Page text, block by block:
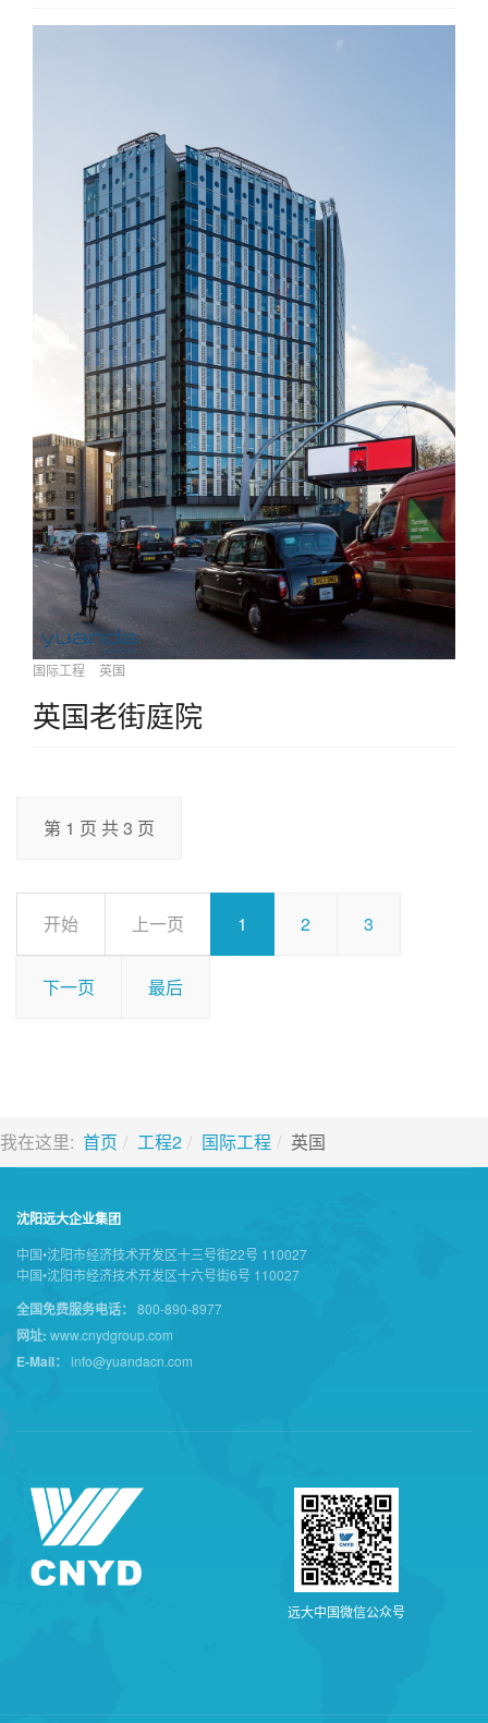
国际工程 英国
英国老街庭院
第 1 页 共 3 页
开始 上一页 1 2 3
下一页 最后
我在这里: 首页 工程2 国际工程 英国
沈阳远大企业集团
中国•沈阳市经济技术开发区十三号街22号 110027
中国•沈阳市经济技术开发区十六号街6号 110027
全国免费服务电话： 800-890-8977
网址: www.cnydgroup.com
E-Mail： info@yuandacn.com
远大中 国微信公众号